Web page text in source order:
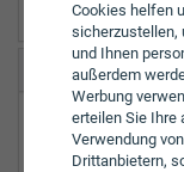
Cookies helfen
sicherzustellen,
und Ihnen
außerdem
Werbung
erteilen Sie Ihre
Verwendung
Drittanbietern,
Vorarlberger
Kaiser-Franz-
6890 Lustenau